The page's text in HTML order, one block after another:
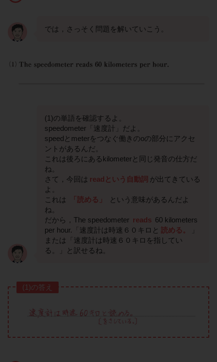
では，さっそく問題を解いていこう。
(1)の単語を確認するよ。
speedometer「速度計」だよ。
speedとmeterをつなぐ働きのoの部分にアクセ
ントがあるんだ。
これは後ろにあるkilometerと同じ発音の仕方だ
ね。
さて，今回は readという自動詞 が出てきている
よ。
これは
「読める」
という意味があるんだよ
ね。
だから，The speedometer reads 60 kilometers
per hour.「速度計は時速６０キロと 読める。
または「速度計は時速６０キロを指してい
る。」と訳せるね。
(1)の答え